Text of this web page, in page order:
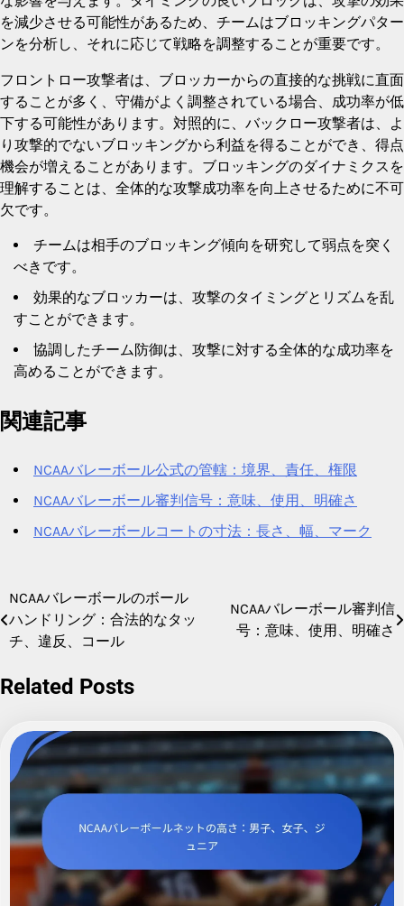
を減少させる可能性があるため、チームはブロッキングパター
ンを分析し、それに応じて戦略を調整することが重要です。
フロントロー攻撃者は、ブロッカーからの直接的な挑戦に直面
することが多く、守備がよく調整されている場合、成功率が低
下する可能性があります。対照的に、バックロー攻撃者は、よ
り攻撃的でないブロッキングから利益を得ることができ、得点
機会が増えることがあります。ブロッキングのダイナミクスを
理解することは、全体的な攻撃成功率を向上させるために不可
欠です。
チームは相手のブロッキング傾向を研究して弱点を突く
べきです。
効果的なブロッカーは、攻撃のタイミングとリズムを乱
すことができます。
協調したチーム防御は、攻撃に対する全体的な成功率を
高めることができます。
関連記事
NCAAバレーボール公式の管轄：境界、責任、権限
NCAAバレーボール審判信号：意味、使用、明確さ
NCAAバレーボールコートの寸法：長さ、幅、マーク
Post
navigation
NCAAバレーボールのボール
ハンドリング：合法的なタッ
チ、違反、コール
NCAAバレーボール審判信
号：意味、使用、明確さ
Related Posts